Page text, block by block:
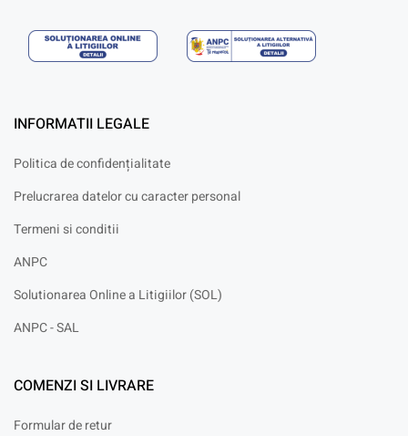
INFORMATII LEGALE
Politica de confidențialitate
Prelucrarea datelor cu caracter personal
Termeni si conditii
ANPC
Solutionarea Online a Litigiilor (SOL)
ANPC - SAL
COMENZI SI LIVRARE
Formular de retur